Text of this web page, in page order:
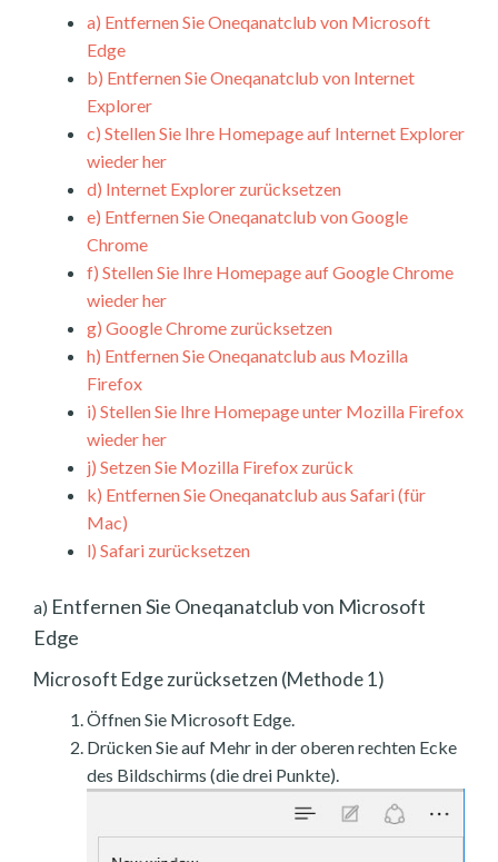
a) Entfernen Sie Oneqanatclub von Microsoft
Edge
b) Entfernen Sie Oneqanatclub von Internet
Explorer
c) Stellen Sie Ihre Homepage auf Internet Explorer
wieder her
d) Internet Explorer zurücksetzen
e) Entfernen Sie Oneqanatclub von Google
Chrome
f) Stellen Sie Ihre Homepage auf Google Chrome
wieder her
g) Google Chrome zurücksetzen
h) Entfernen Sie Oneqanatclub aus Mozilla
Firefox
i) Stellen Sie Ihre Homepage unter Mozilla Firefox
wieder her
j) Setzen Sie Mozilla Firefox zurück
k) Entfernen Sie Oneqanatclub aus Safari (für
Mac)
l) Safari zurücksetzen
a) Entfernen Sie Oneqanatclub von Microsoft
Edge
Microsoft Edge zurücksetzen (Methode 1)
Öffnen Sie Microsoft Edge.
Drücken Sie auf Mehr in der oberen rechten Ecke
des Bildschirms (die drei Punkte).